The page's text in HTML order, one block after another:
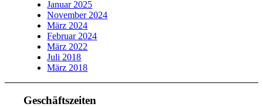
Januar 2025
November 2024
März 2024
Februar 2024
März 2022
Juli 2018
März 2018
Geschäftszeiten